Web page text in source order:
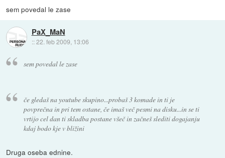
sem povedal le zase
PaX_MaN
::22. feb 2009, 13:06
sem povedal le zase
če gledaš na youtube skupino...probaš 3 komade in ti je
povprečna in pri tem ostane, če imaš več pesmi na disku...in se ti
vrtijo cel dan ti skladba postane všeč in začneš slediti dogajanju
kdaj bodo kje v bližini
Druga oseba ednine.